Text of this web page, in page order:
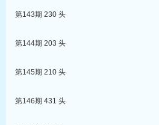
第143期 230 头
第144期 203 头
第145期 210 头
第146期 431 头